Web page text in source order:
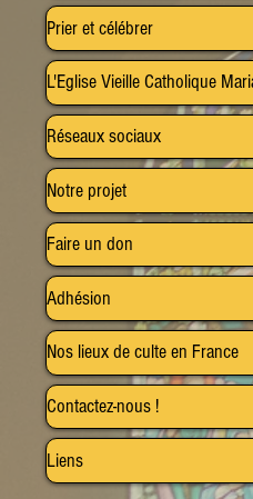
Prier et célébrer
L'Eglise Vieille Catholique
Réseaux sociaux
Notre projet
Faire un don
Adhésion
Nos lieux de culte en France
Contactez-nous !
Liens